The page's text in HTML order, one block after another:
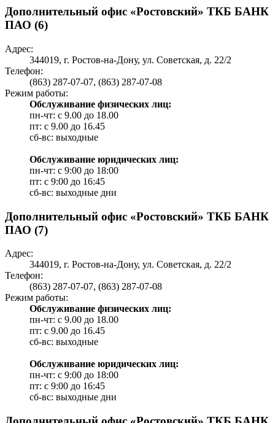
Дополнительный офис «Ростовский» ТКБ БАНК
ПАО (6)
Адрес:
344019, г. Ростов-на-Дону, ул. Советская, д. 22/2
Телефон:
(863) 287-07-07, (863) 287-07-08
Режим работы:
Обслуживание физических лиц:
пн-чт: с 9.00 до 18.00
пт: c 9.00 до 16.45
сб-вс: выходные
Обслуживание юридических лиц:
пн-чт: с 9:00 до 18:00
пт: c 9:00 до 16:45
сб-вс: выходные дни
Дополнительный офис «Ростовский» ТКБ БАНК
ПАО (7)
Адрес:
344019, г. Ростов-на-Дону, ул. Советская, д. 22/2
Телефон:
(863) 287-07-07, (863) 287-07-08
Режим работы:
Обслуживание физических лиц:
пн-чт: с 9.00 до 18.00
пт: c 9.00 до 16.45
сб-вс: выходные
Обслуживание юридических лиц:
пн-чт: с 9:00 до 18:00
пт: c 9:00 до 16:45
сб-вс: выходные дни